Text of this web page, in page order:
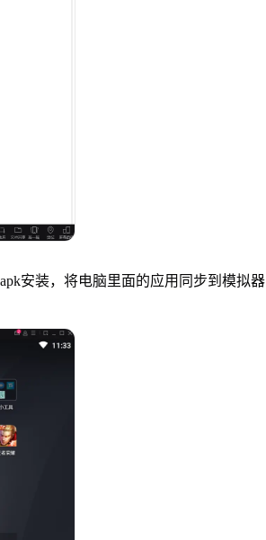
安装，将电脑里面的应用同步到模拟器